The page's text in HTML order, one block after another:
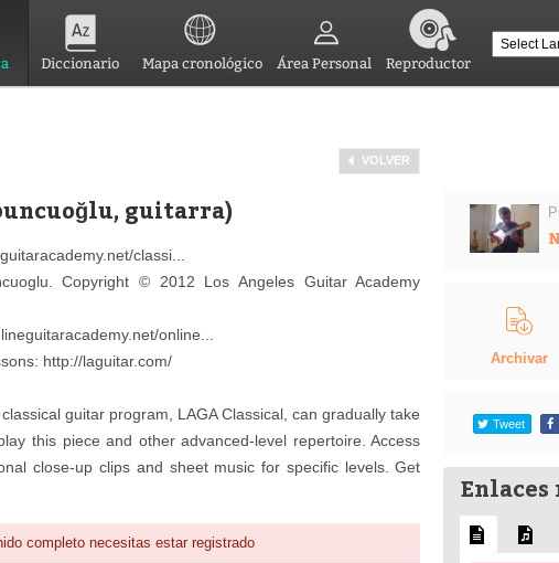
Diccionario Mapa cronológico Área Personal Reproductor
VOLVER
guitarra)
classi...
Copyright © 2012 Los Angeles Guitar Academy
online...
http://laguitar.com/
guitar program, LAGA Classical, can gradually take
this piece and other advanced-level repertoire. Access
close-up clips and sheet music for specific levels. Get
completo necesitas estar registrado
Archivar
Tweet
Enlaces